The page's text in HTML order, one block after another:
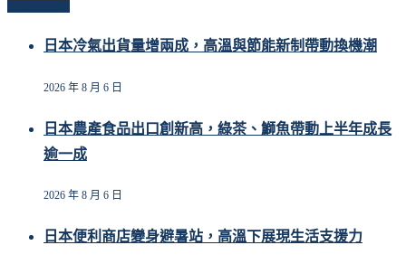
日本冷氣出貨量增兩成，高溫與節能新制帶動換機潮
2026 年 8 月 6 日
日本農產食品出口創新高，綠茶、鰤魚帶動上半年成長
逾一成
2026 年 8 月 6 日
日本便利商店變身避暑站，高溫下展現生活支援力